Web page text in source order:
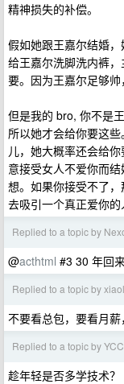
精神损失的补偿。
假如她跟王嘉尔结婚
给王嘉尔洗脚洗内裤
要。因为王嘉尔足够帅
但是我的 bro, 你不是
所以她才会给你要这
儿，她大概率还会给
意接受女人不爱你而
想。如果你接受不了，
去吸引一个真正爱你的
Replied to a topic by
@acthtml #3 30 年回
Replied to a topic by
不要看总包，要看月
Replied to a topic by
趁年轻是否多学技术？